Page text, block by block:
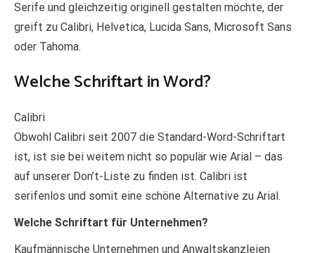
Serife und gleichzeitig originell gestalten möchte, der
greift zu Calibri, Helvetica, Lucida Sans, Microsoft Sans
oder Tahoma.
Welche Schriftart in Word?
Calibri
Obwohl Calibri seit 2007 die Standard-Word-Schriftart
ist, ist sie bei weitem nicht so populär wie Arial – das
auf unserer Don’t-Liste zu finden ist. Calibri ist
serifenlos und somit eine schöne Alternative zu Arial.
Welche Schriftart für Unternehmen?
Kaufmännische Unternehmen und Anwaltskanzleien